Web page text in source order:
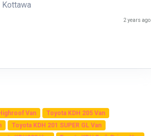
Kottawa
2 years ago
Van
Toyota KDH 205 Van
Toyota KDH 201 SUPER GL Van